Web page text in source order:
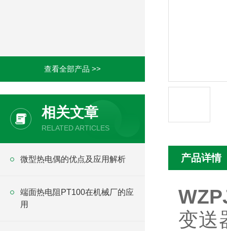
查看全部产品 >>
相关文章
RELATED ARTICLES
微型热电偶的优点及应用解析
端面热电阻PT100在机械厂的应
用
产品详情
变送